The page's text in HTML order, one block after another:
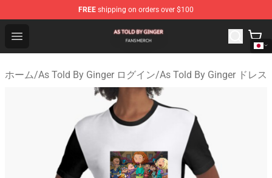
FREE shipping on orders over $100
Open menu
As Told By Ginger Shop - Official As Told By Ginger
ホーム/As Told By Ginger ログイン/As Told By Ginger ドレス